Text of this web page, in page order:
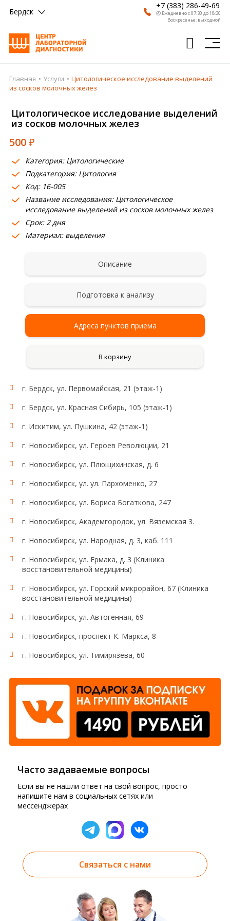
Бердск
+7 (383) 286-49-69
🕗 Ежедневно с 07:30 до 18:30
Воскресенье: выходной
Главная
Врачи
Получить результат
Пациентам
О компании
Где сдать
Партнерам
Главная Услуги
Цитологическое исследование выделений
из сосков молочных желез
Цитологическое исследование выделений
из сосков молочных желез
500₽
Категория: Цитологические
Подкатегория: Цитология
Код: 16-005
Название исследования: Цитологическое
исследование выделений из сосков молочных желез
Срок: 2 дня
Материал: выделения
Описание
Подготовка к анализу
Адреса пунктов приема
В корзину
г. Бердск, ул. Первомайская, 21 (этаж-1)
г. Бердск, ул. Красная Сибирь, 105 (этаж-1)
г. Искитим, ул. Пушкина, 42 (этаж-1)
г. Новосибирск, ул. Героев Революции, 21
г. Новосибирск, ул. Плющихинская, д. 6
г. Новосибирск, ул. ул. Пархоменко, 27
г. Новосибирск, ул. Бориса Богаткова, 247
г. Новосибирск, Академгородок, ул. Вяземская 3.
г. Новосибирск, ул. Народная, д. 3, каб. 111
г. Новосибирск, ул. Ермака, д. 3 (Клиника
восстановительной медицины)
г. Новосибирск, ул. Горский микрорайон, 67 (Клиника
восстановительной медицины)
г. Новосибирск, ул. Автогенная, 69
г. Новосибирск, проспект К. Маркса, 8
г. Новосибирск, ул. Тимирязева, 60
Часто задаваемые вопросы
Если вы не нашли ответ на свой вопрос, просто
напишите нам в социальных сетях или
мессенджерах
Связаться с нами